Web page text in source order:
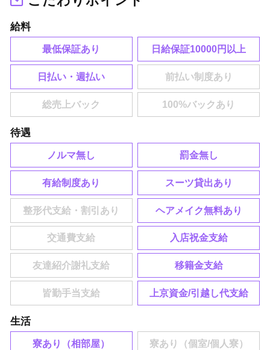
給料
最低保証あり 日給保証10000円以上
日払い・週払い
待遇
ノルマ無し 罰金無し
有給制度あり スーツ貸出あり
ヘアメイク無料あり
入店祝金支給
移籍金支給
上京資金/引越し代支給
生活
寮あり（相部屋）